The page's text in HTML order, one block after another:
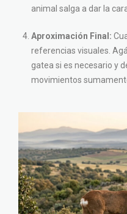
animal salga a dar la
Aproximación Final:
referencias visuales.
gatea si es necesario y
movimientos